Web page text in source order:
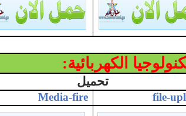
الكهربائية:
تحميل
file-
Media-fire